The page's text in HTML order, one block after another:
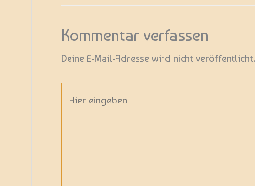
Kommentar verfassen
Deine E-Mail-Adresse wird nicht veröffentlicht.